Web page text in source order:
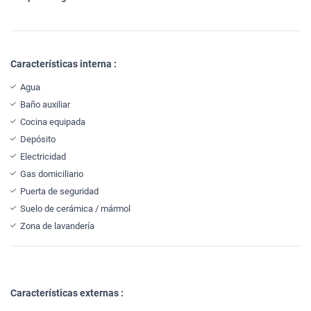
Características interna :
Agua
Baño auxiliar
Cocina equipada
Depósito
Electricidad
Gas domiciliario
Puerta de seguridad
Suelo de cerámica / mármol
Zona de lavandería
Características externas :